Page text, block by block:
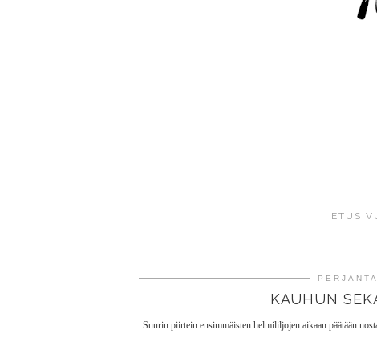
KAUHUN
Suurin piirtein ensimmäisten helmililjojen aikaan päätään